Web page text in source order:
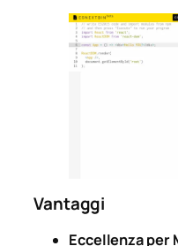
Vantaggi
Eccellenza per